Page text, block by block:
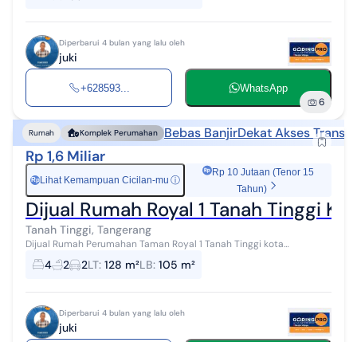
Diperbarui 4 bulan yang lalu oleh
juki
+628593... WhatsApp
6
Rumah Komplek Perumahan Bebas BanjirDekat Akses
Rp 1,6 Miliar
Rp Lihat Kemampuan Cicilan-mu ⓘ
Rp 10 Jutaan (Tenor 15
Tahun)
Dijual Rumah Royal 1 Tanah Tinggi
Tanah Tinggi, Tangerang
Dijual Rumah Perumahan Taman Royal 1 Tanah Tinggi kota
Tangerang Rp 1.6 M Nego Cash Bisa Kpr Bank LT 128 m² (8×16)
Bangunan 105 m² Surat SHM...
4 2 2LT: 128 m²LB: 105 m²
Diperbarui 4 bulan yang lalu oleh
juki